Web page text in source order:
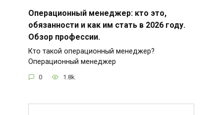
Операционный менеджер: кто это,
обязанности и как им стать в 2026 году.
Обзор профессии.
Кто такой операционный менеджер?
Операционный менеджер
0 1.8k.